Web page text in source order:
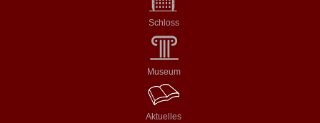
Schloss
Museum
Aktuelles